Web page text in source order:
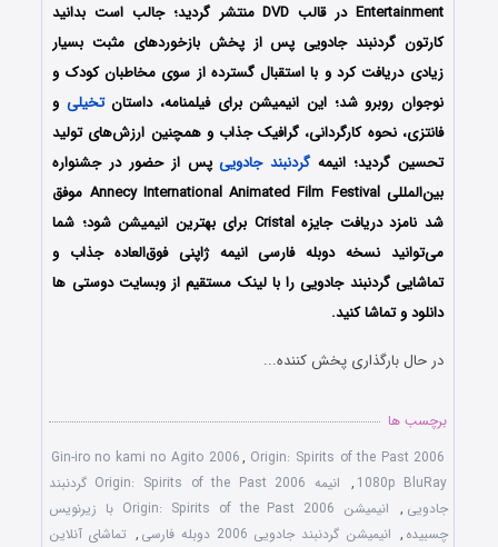
Entertainment در قالب DVD منتشر گردید؛ جالب است بدانید
کارتون گردنبند جادویی پس از پخش بازخوردهای مثبت بسیار
زیادی دریافت کرد و با استقبال گسترده از سوی مخاطبان کودک و
نوجوان روبرو شد؛ این انیمیشن برای فیلمنامه، داستانتخیلی و
فانتزی، نحوه کارگردانی، گرافیک جذاب و همچنین ارزش‌های تولید
تحسین گردید؛ انیمه گردنبند جادوییپس از حضور در جشنواره‌
بین‌المللی Annecy International Animated Film Festival موفق
شد نامزد دریافت جایزه Cristal برای بهترین انیمیشن شود؛ شما
می‌توانید نسخه دوبله فارسی انیمه ژاپنی فوق‌العاده جذاب و
تماشایی گردنبند جادویی را با لینک مستقیم از وبسایت دوستی ها
دانلود و تماشا کنید.
در حال بارگذاری پخش کننده...
برچسب ها
Gin-iro no kami no Agito 2006, Origin: Spirits of the Past 2006
1080p BluRay
,
انیمه Origin: Spirits of the Past 2006 گردنبند
جادویی ,
انیمیشن Origin: Spirits of the Past 2006 با زیرنویس
چسبیده , انیمیشن گردنبند جادویی 2006 دوبله فارسی , تماشای آنلاین